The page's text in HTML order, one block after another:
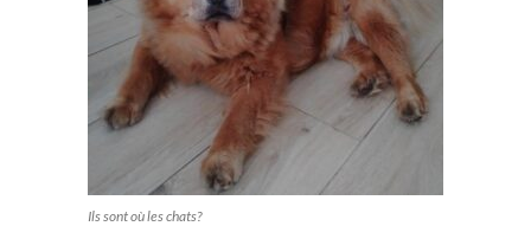
Ils sont où les chats?